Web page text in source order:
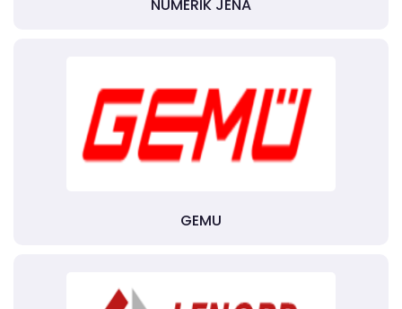
NUMERIK JENA
GEMU